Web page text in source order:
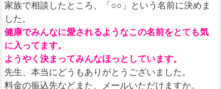
家族で相談したところ、「○○」という名前に決めま
した。
健康でみんなに愛されるようなこの名前をとても気
に入ってます。
ようやく決まってみんなほっとしています。
先生、本当にどうもありがとうございました。
料金の振込先などまた、メールいただけますか。